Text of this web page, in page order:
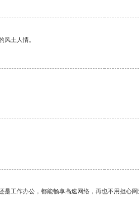
土人情。
工作办公，都能畅享高速网络，再也不用担心